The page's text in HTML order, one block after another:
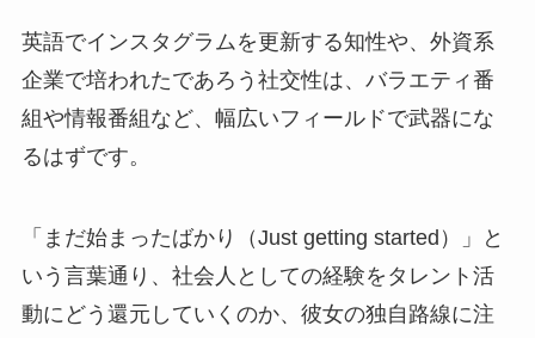
英語でインスタグラムを更新する知性や、外資系
企業で培われたであろう社交性は、バラエティ番
組や情報番組など、幅広いフィールドで武器にな
るはずです。
「まだ始まったばかり（Just getting started）」と
いう言葉通り、社会人としての経験をタレント活
動にどう還元していくのか、彼女の独自路線に注